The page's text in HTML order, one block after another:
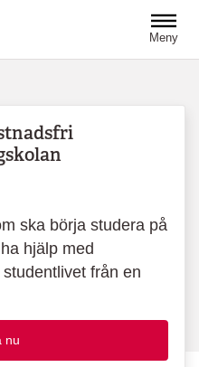
Meny
ska börja studera på
hjälp med
från en
nu